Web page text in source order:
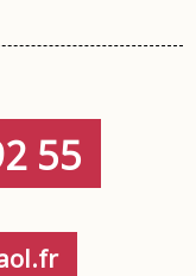
55